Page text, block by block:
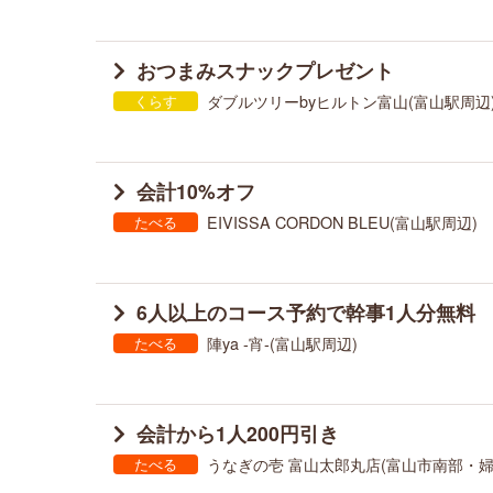
おつまみスナックプレゼント
くらす ダブルツリーbyヒルトン富山(富山駅周
会計10%オフ
たべる EIVISSA CORDON BLEU(富山駅周辺)
6人以上のコース予約で幹事1人分無料
たべる 陣ya -宵-(富山駅周辺)
会計から1人200円引き
たべる うなぎの壱 富山太郎丸店(富山市南部・